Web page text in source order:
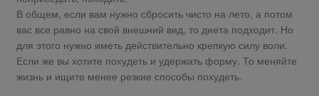
В общем, если вам нужно сбросить чисто на лето, а потом
вас все равно на свой внешний вид, то диета подходит. Но
для этого нужно иметь действительно крепкую силу воли.
Если же вы хотите похудеть и удержать форму. То меняйте
жизнь и ищите менее резкие способы похудеть.